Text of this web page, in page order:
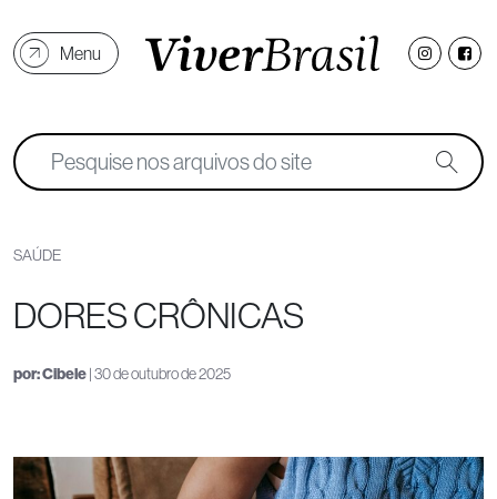
Menu
SAÚDE
DORES CRÔNICAS
por:Cibele| 30 de outubro de 2025